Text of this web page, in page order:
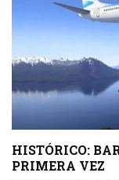
HISTÓRICO:
PRIMERA VEZ